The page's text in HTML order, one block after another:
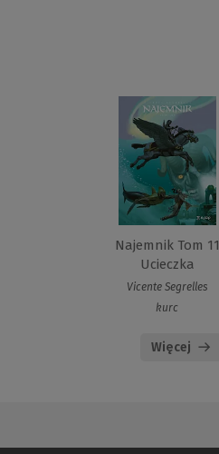
Najemnik Tom 11
Ucieczka
Vicente Segrelles
kurc
Więcej